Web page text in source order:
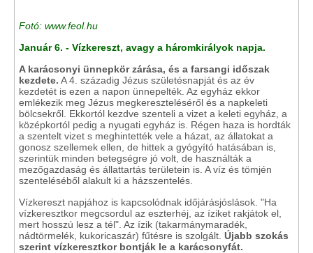
Fotó: www.feol.hu
Január 6. - Vízkereszt, avagy a háromkirályok napja.
A karácsonyi ünnepkör zárása, és a farsangi időszak
kezdete. A 4. századig Jézus születésnapját és az év
kezdetét is ezen a napon ünnepelték. Az egyház ekkor
emlékezik meg Jézus megkereszteléséről és a napkeleti
bölcsekről. Ekkortól kezdve szenteli a vizet a keleti egyház, a
középkortól pedig a nyugati egyház is. Régen haza is hordták
a szentelt vizet s meghintették vele a házat, az állatokat a
gonosz szellemek ellen, de hittek a gyógyító hatásában is,
szerintük minden betegségre jó volt, de használták a
mezőgazdaság és állattartás területein is. A víz és tömjén
szenteléséből alakult ki a házszentelés.
Vízkereszt napjához is kapcsolódnak időjárásjóslások. "Ha
vízkeresztkor megcsordul az eszterhéj, az íziket rakjátok el,
mert hosszú lesz a tél". Az ízik (takarmánymaradék,
nádtörmelék, kukoricaszár) fűtésre is szolgált. Újabb szokás
szerint vízkeresztkor bontják le a karácsonyfát.